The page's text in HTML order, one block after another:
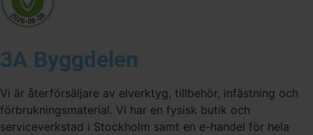
3A Byggdelen
Vi är återförsäljare av elverktyg, tillbehör, infästning och
förbrukningsmaterial. Vi har en fysisk butik och
serviceverkstad i Stockholm samt en e-handel för hela